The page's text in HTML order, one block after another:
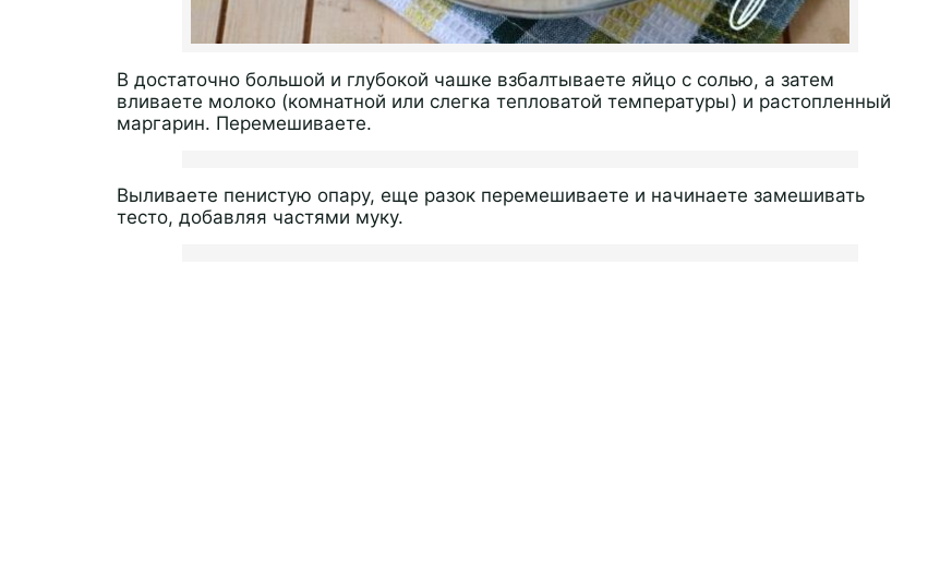
В достаточно большой и глубокой чашке взбалтываете яйцо с солью, а затем
вливаете молоко (комнатной или слегка тепловатой температуры) и растопленный
маргарин. Перемешиваете.
Выливаете пенистую опару, еще разок перемешиваете и начинаете замешивать
тесто, добавляя частями муку.